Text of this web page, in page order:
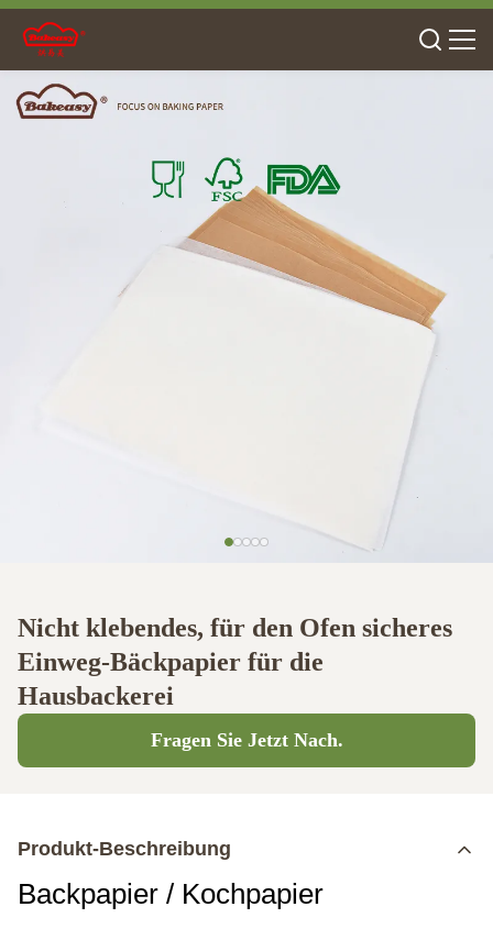
Nicht klebendes, für den Ofen sicheres
Einweg-Bäckpapier für die
Hausbackerei
Fragen Sie Jetzt Nach.
Produkt-Beschreibung
Backpapier / Kochpapier